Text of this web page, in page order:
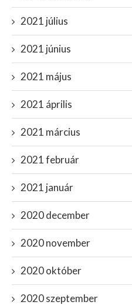
2021 július
2021 június
2021 május
2021 április
2021 március
2021 február
2021 január
2020 december
2020 november
2020 október
2020 szeptember